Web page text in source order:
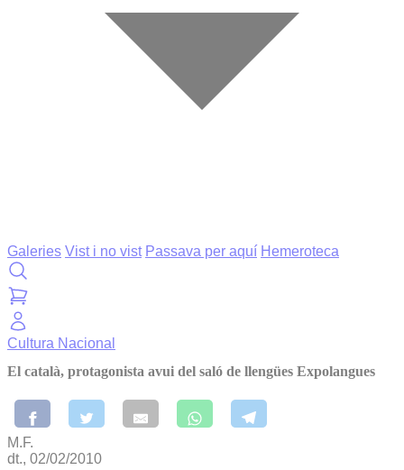
Galeries Vist i no vist Passava per aquí Hemeroteca
Cultura Nacional
El català, protagonista avui del saló de llengües Expolangues
M.F.
dt., 02/02/2010